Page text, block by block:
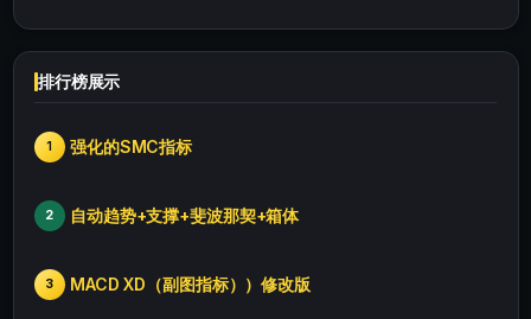
排行榜展示
1 强化的SMC指标
2 自动趋势+支撑+斐波那契+箱体
3 MACD XD（副图指标））修改版